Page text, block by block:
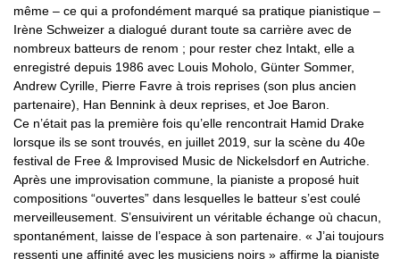
même – ce qui a profondément marqué sa pratique pianistique –
Irène Schweizer a dialogué durant toute sa carrière avec de
nombreux batteurs de renom ; pour rester chez Intakt, elle a
enregistré depuis 1986 avec Louis Moholo, Günter Sommer,
Andrew Cyrille, Pierre Favre à trois reprises (son plus ancien
partenaire), Han Bennink à deux reprises, et Joe Baron.
Ce n’était pas la première fois qu’elle rencontrait Hamid Drake
lorsque ils se sont trouvés, en juillet 2019, sur la scène du 40e
festival de Free & Improvised Music de Nickelsdorf en Autriche.
Après une improvisation commune, la pianiste a proposé huit
compositions “ouvertes” dans lesquelles le batteur s’est coulé
merveilleusement. S’ensuivirent un véritable échange où chacun,
spontanément, laisse de l’espace à son partenaire. « J’ai toujours
ressenti une affinité avec les musiciens noirs » affirme la pianiste